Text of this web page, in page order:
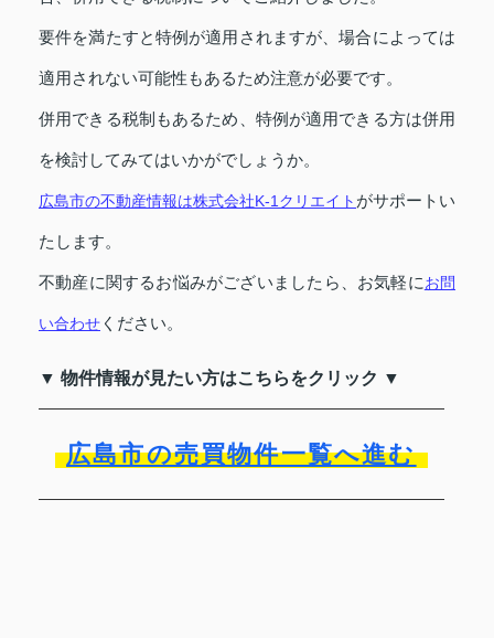
要件を満たすと特例が適用されますが、場合によっては
適用されない可能性もあるため注意が必要です。
併用できる税制もあるため、特例が適用できる方は併用
を検討してみてはいかがでしょうか。
広島市の不動産情報は株式会社K-1クリエイト がサポートい
たします。
不動産に関するお悩みがございましたら、お気軽にお問
い合わせ ください。
▼ 物件情報が見たい方はこちらをクリック ▼
広島市の売買物件一覧へ進む